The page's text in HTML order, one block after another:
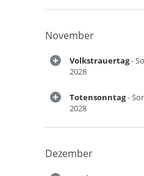
November
Volkstrauertag-
2028
Totensonntag-
2028
Dezember